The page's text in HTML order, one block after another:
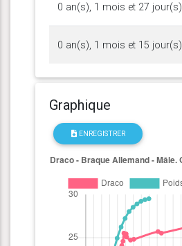
0 an(s), 1 mois et 27 jour(s)
0 an(s), 1 mois et 15 jour(s)
Graphique
ENREGISTRER